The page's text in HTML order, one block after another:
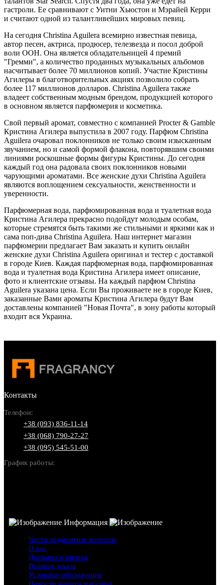
гастроли. Ее сравнивают с Уитни Хьюстон и Мэрайей Керри
и считают одной из талантливейших мировых певиц.
На сегодня Christina Aguilera всемирно известная певица,
автор песен, актриса, продюсер, телезвезда и посол доброй
воли ООН. Она является обладательницей 4 премий
"Гремми", а количество проданных музыкальных альбомов
насчитывает более 70 миллионов копий. Участие Кристины
Агилеры в благотворительных акциях позволило собрать
более 117 миллионов долларов. Christina Aguilera также
владеет собственным модным брендом, продукцией которого
в основном является парфюмерия и косметика.
Свой первый аромат, совместно с компанией Procter & Gamble
Кристина Агилера выпустила в 2007 году. Парфюм Christina
Aguilera очаровал поклонников не только своим изысканным
звучанием, но и самой формой флакона, повторявшим своими
линиями роскошные формы фигуры Кристины. До сегодня
каждый год она радовала своих поклонников новыми
чарующими ароматами. Все женские духи Christina Aguilera
являются воплощением сексуальности, женственности и
уверенности.
Парфюмерная вода, парфюмированная вода и туалетная вода
Кристина Агилера прекрасно подойдут молодым особам,
которые стремятся быть такими же стильными и яркими как и
сама поп-дива Christina Aguilera. Наш интернет магазин
парфюмерии предлагает Вам заказать и купить онлайн
женские духи Christina Aguilera оригинал и тестер с доставкой
в городе Киев. Каждая парфюмерная вода, парфюмированная
вода и туалетная вода Кристина Агилера имеет описание,
фото и клиентские отзывы. На каждый парфюм Christina
Aguilera указана цена. Если Вы проживаете не в городе Киев,
заказанные Вами ароматы Кристина Агилера будут Вам
доставлены компанией "Новая Почта", в зону работы который
входит вся Украина.
Контакты
Телефон:
+38 (093) 836-11-14
+38 (068) 790-27-27
+38 (095) 545-51-00
График работы:
Информация
Часто задаваемые вопросы
О нас
Доставка и оплата
Возврат заказа
Условные обозначения